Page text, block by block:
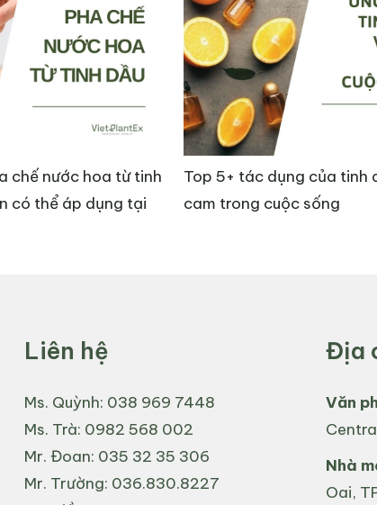
khỏi tác động của các chất ô nhiễm và gốc tự
chế nước hoa từ tinh
có thể áp dụng tại
Top 5+ tác dụng của tinh
cam trong cuộc sống
Liên hệ
Ms. Quỳnh: 038 969 7448
Ms. Trà: 0982 568 002
Mr. Đoan: 035 32 35 306
Mr. Trường: 036.830.8227
Địa
Văn
Nhà
Oai,